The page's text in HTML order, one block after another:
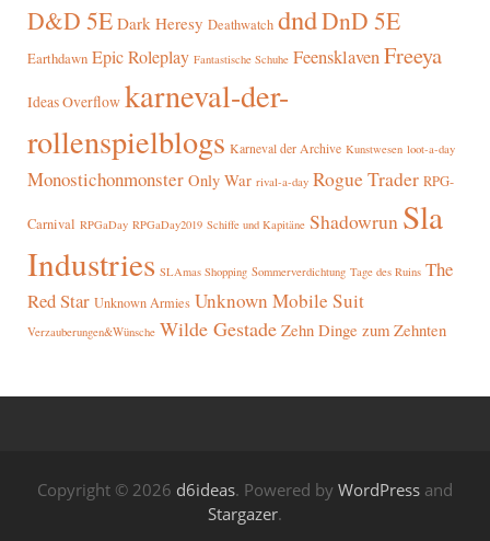
D&D 5E Dark Heresy Deathwatch dndDnD 5E
Earthdawn Epic Roleplay Fantastische Schuhe FeensklavenFreeya
Ideas Overflow karneval-der-
rollenspielblogs Karneval der Archive Kunstwesen loot-a-day
Monostichonmonster Only War rival-a-day Rogue Trader RPG-
Carnival RPGaDay RPGaDay2019 Schiffe und Kapitäne Shadowrun Sla
Industries SLAmas Shopping Sommerverdichtung Tage des Ruins The
Red Star Unknown Armies Unknown Mobile Suit
Verzauberungen&Wünsche Wilde Gestade Zehn Dinge zum Zehnten
Copyright © 2026 d6ideas. Powered by WordPress and
Stargazer.